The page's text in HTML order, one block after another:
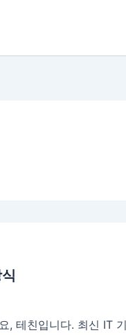
, 테친입니다. 최신 IT